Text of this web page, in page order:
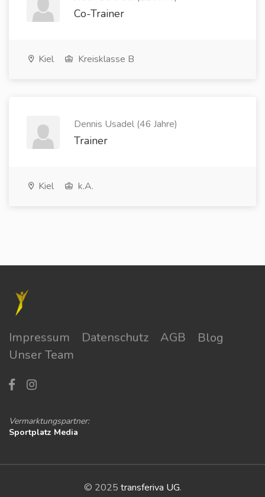
Co-Trainer
Kiel Kreisklasse B
Dennis Usadel (46 Jahre)
Trainer
Kiel k.A.
Impressum Datenschutz AGB
Blog
Unser Team
Vermarktungspartner:
Sportplatz Media
© 2025 transferiva UG.